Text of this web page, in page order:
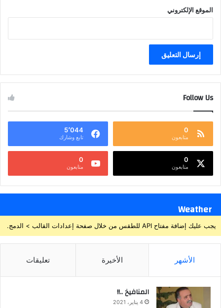
الموقع الإلكتروني
Follow Us
0
متابعون
5٬044
تابع وشارك
0
متابعون
0
متابعون
Weather
يجب عليك إضافة مفتاح API للطقس من خلال صفحة إعدادات القالب > الدمج.
الأشهر الأخيرة تعليقات
المنافيخ ..!!
4 يناير، 2021